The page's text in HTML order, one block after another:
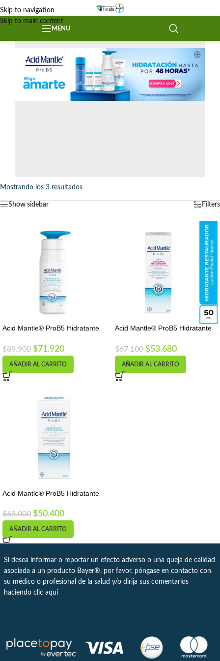
Skip to navigation
Skip to main content
MENU
Mostrando los 3 resultados
Show sidebar Filters
Acid Mantle® ProB5 Hidratante
$89.900 $71.920
AÑADIR AL CARRITO
Acid Mantle® ProB5 Hidratante
$67.100 $53.680
AÑADIR AL CARRITO
Acid Mantle® ProB5 Hidratante
$63.000 $50.400
AÑADIR AL CARRITO
Si desea informar o reportar un efecto adverso o una queja de calidad
asociada a un producto Bayer®, por favor, póngase en contacto con
su médico o profesional de la salud y/o dirija sus comentarios
haciendo clic aquí